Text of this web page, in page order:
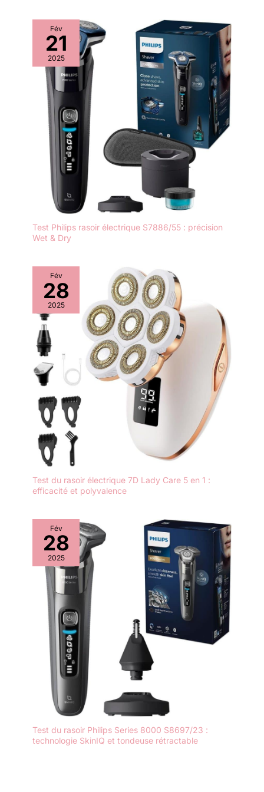
Fév
21
2025
Test Philips rasoir électrique S7886/55 : précision
Wet & Dry
Fév
28
2025
Test du rasoir électrique 7D Lady Care 5 en 1 :
efficacité et polyvalence
Fév
28
2025
Test du rasoir Philips Series 8000 S8697/23 :
technologie SkinIQ et tondeuse rétractable